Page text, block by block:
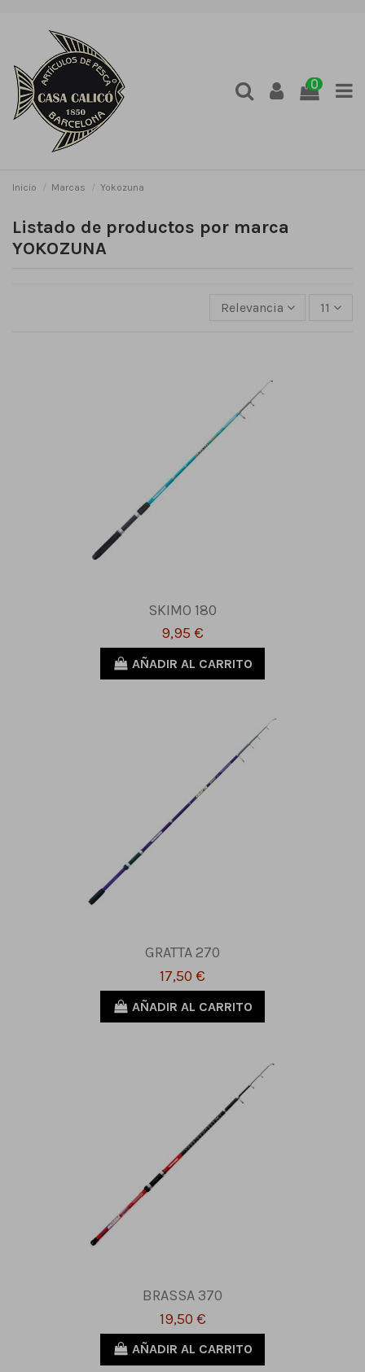
0
Inicio Marcas Yokozuna
Listado de productos por marca
YOKOZUNA
Relevancia 11
SKIMO 180
9,95 €
AÑADIR AL CARRITO
GRATTA 270
17,50 €
AÑADIR AL CARRITO
BRASSA 370
19,50 €
AÑADIR AL CARRITO